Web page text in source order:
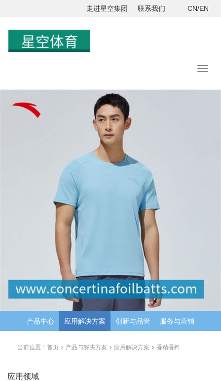
走进星空集团 联系我们 CN/EN
产品中心 应用解决方案 创新与品管 服务与营销
当前位置： 首页 产品与解决方案 应用解决方案 香精香料
应用领域